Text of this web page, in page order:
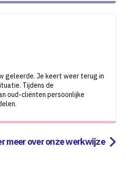
geleerde. Je keert weer terug in
Tijdens de
oud-cliënten persoonlijke
meer over onze werkwijze